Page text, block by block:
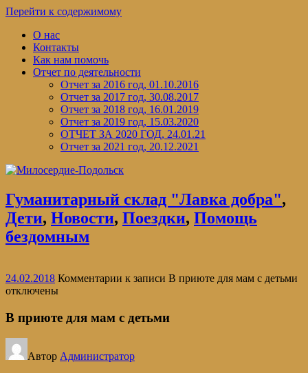
Перейти к содержимому
О нас
Контакты
Как нам помочь
Отчет по деятельности
Отчет за 2016 год, 01.10.2016
Отчет за 2017 год, 30.08.2017
Отчет за 2018 год, 16.01.2019
Отчет за 2019 год, 15.03.2020
ОТЧЕТ ЗА 2020 ГОД, 24.01.21
Отчет за 2021 год, 20.12.2021
Гуманитарный склад "Лавка добра",
Дети, Новости, Поездки, Помощь
бездомным
24.02.2018 Комментарии к записи В приюте для мам с детьми
отключены
В приюте для мам с детьми
Автор Администратор